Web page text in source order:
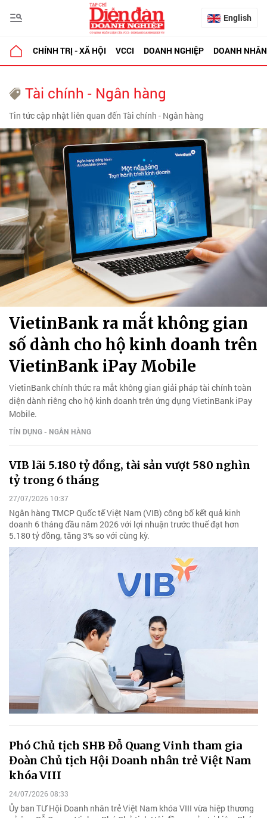
English
CHÍNH TRỊ - XÃ HỘI VCCI DOANH NGHIỆP DOANH NHÂN
Tài chính - Ngân hàng
Tin tức cập nhật liên quan đến Tài chính - Ngân hàng
VietinBank ra mắt không gian
số dành cho hộ kinh doanh trên
VietinBank iPay Mobile
VietinBank chính thức ra mắt không gian giải pháp tài chính toàn
diện dành riêng cho hộ kinh doanh trên ứng dụng VietinBank iPay
Mobile.
TÍN DỤNG - NGÂN HÀNG
VIB lãi 5.180 tỷ đồng, tài sản vượt 580 nghìn
tỷ trong 6 tháng
27/07/2026 10:37
Ngân hàng TMCP Quốc tế Việt Nam (VIB) công bố kết quả kinh
doanh 6 tháng đầu năm 2026 với lợi nhuận trước thuế đạt hơn
5.180 tỷ đồng, tăng 3% so với cùng kỳ.
Phó Chủ tịch SHB Đỗ Quang Vinh tham gia
Đoàn Chủ tịch Hội Doanh nhân trẻ Việt Nam
khóa VIII
24/07/2026 08:33
Ủy ban TƯ Hội Doanh nhân trẻ Việt Nam khóa VIII vừa hiệp thương